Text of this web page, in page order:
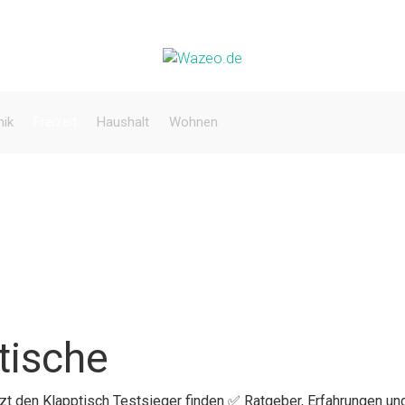
Haushalt Wohnen
den Klapptisch Testsieger finden ✅ Ratgeber, Erfahrungen